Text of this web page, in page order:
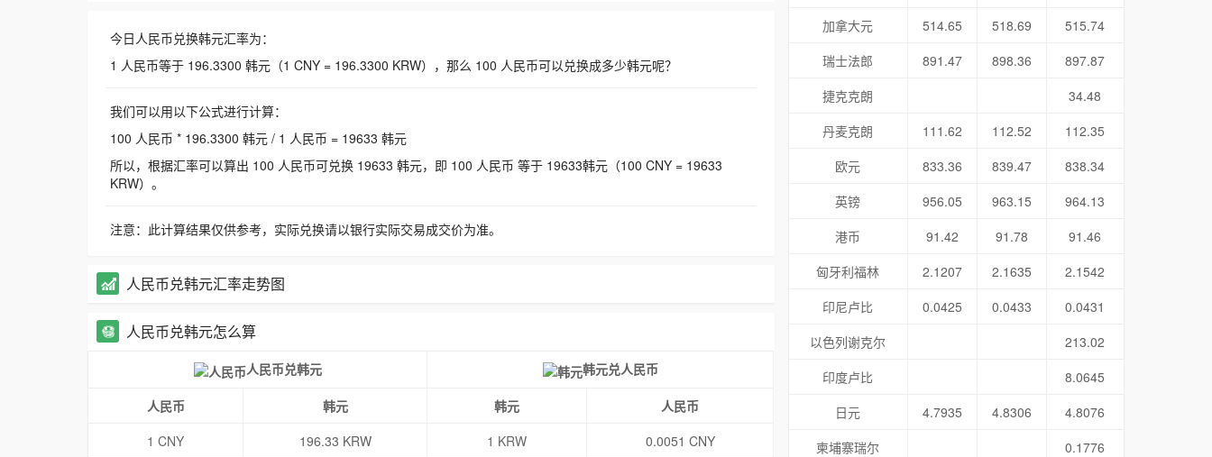
今日人民币兑换韩元汇率为：
1 人民币等于 196.3300 韩元（1 CNY = 196.3300 KRW），那么 100 人民币可以兑换成多少韩元呢？
我们可以用以下公式进行计算：
100 人民币 * 196.3300 韩元 / 1 人民币 = 19633 韩元
所以，根据汇率可以算出 100 人民币可兑换 19633 韩元，即 100 人民币 等于 19633韩元（100 CNY = 19633
KRW）。
注意：此计算结果仅供参考，实际兑换请以银行实际交易成交价为准。
人民币兑韩元汇率走势图
人民币兑韩元怎么算
人民币兑韩元 韩元兑人民币
人民币 韩元 韩元
人民币
1 CNY
196.33 KRW 1 KRW
0.0051 CNY
加拿大元
514.65 518.69
515.74
瑞士法郎
891.47 898.36
897.87
捷克克朗
34.48
丹麦克朗
111.62 112.52
112.35
欧元
833.36 839.47
838.34
英镑
956.05 963.15
964.13
港币
91.42 91.78
91.46
匈牙利福林
2.1207 2.1635
2.1542
印尼卢比
0.0425 0.0433
0.0431
以色列谢克尔
213.02
印度卢比
8.0645
日元
4.7935 4.8306
4.8076
柬埔寨瑞尔
0.1776